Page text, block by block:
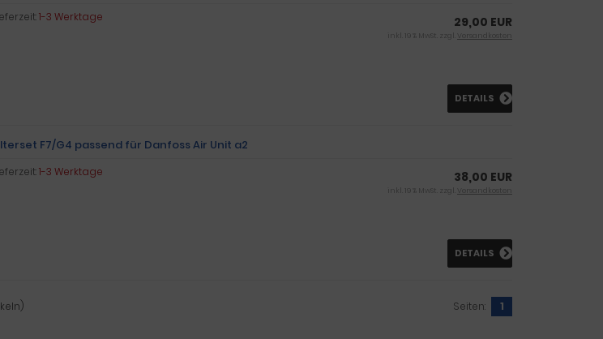
1-3 Werktage 29,00 EUR
inkl. 19 % MwSt. zzgl. Versandkosten
DETAILS
F7/G4 passend für Danfoss Air Unit a2
1-3 Werktage 38,00 EUR
inkl. 19 % MwSt. zzgl. Versandkosten
DETAILS
Seiten: 1